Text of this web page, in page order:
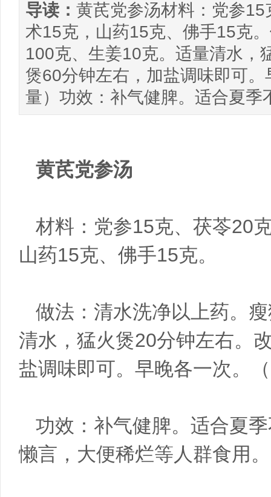
导读： 黄芪党参汤材料：党参
术15克，山药15克、佛手15克
100克、生姜10克。适量清水，
煲60分钟左右，加盐调味即可
量）功效：补气健脾。适合夏
黄芪党参汤
材料：党参15克、茯苓20
山药15克、佛手15克。
做法：清水洗净以上药。
清水，猛火煲20分钟左右。
盐调味即可。早晚各一次。
功效：补气健脾。适合夏
懒言，大便稀烂等人群食用。